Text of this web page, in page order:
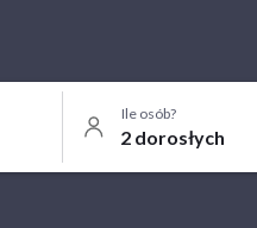
Ile osób?